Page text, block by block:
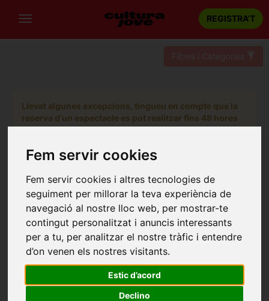
Fem servir cookies
Fem servir cookies i altres tecnologies de
seguiment per millorar la teva experiència de
navegació al nostre lloc web, per mostrar-te
contingut personalitzat i anuncis interessants
per a tu, per analitzar el nostre tràfic i entendre
d’on venen els nostres visitants.
Estic d’acord
Declino
REGISTRA'T
Llevat algunes excepcions, tingueu en compte que la
reserva d'un espectacle es pot realitzar fins 48 hores
abans de la sessió escollida.